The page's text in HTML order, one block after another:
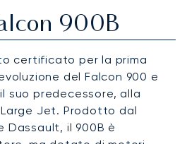
900B
certificato per la prima
del Falcon 900 e
suo predecessore, alla
Jet. Prodotto dal
il 900B è